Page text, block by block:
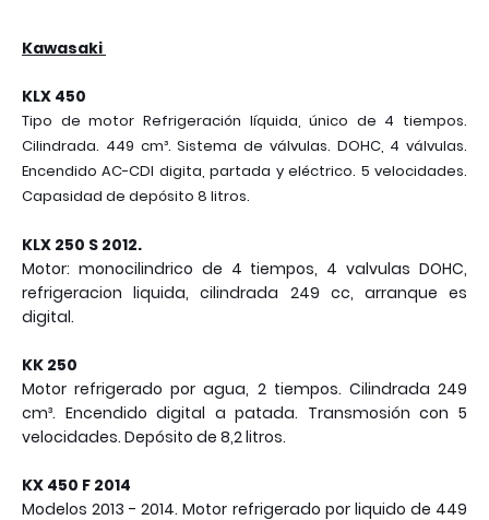
Kawasaki
KLX 450
Tipo de motor Refrigeración líquida, único de 4 tiempos.
Cilindrada. 449 cm³. Sistema de válvulas. DOHC, 4 válvulas.
Encendido AC-CDI digita, partada y eléctrico. 5 velocidades.
Capasidad de depósito 8 litros.
KLX 250 S 2012.
Motor: monocilindrico de 4 tiempos, 4 valvulas DOHC,
refrigeracion liquida, cilindrada 249 cc, arranque es
digital.
KK 250
Motor refrigerado por agua, 2 tiempos. Cilindrada 249
cm³. Encendido digital a patada. Transmosión con 5
velocidades. Depósito de 8,2 litros.
KX 450 F 2014
Modelos 2013 - 2014. Motor refrigerado por liquido de 449